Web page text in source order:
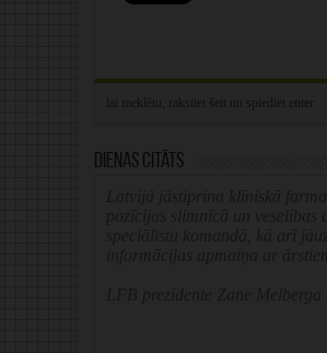
Dienas citāts